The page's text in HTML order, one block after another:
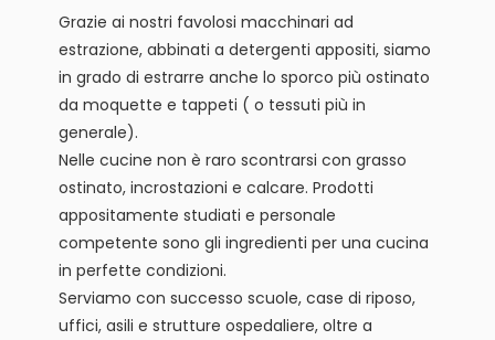
Grazie ai nostri favolosi macchinari ad
estrazione, abbinati a detergenti appositi, siamo
in grado di estrarre anche lo sporco più ostinato
da moquette e tappeti ( o tessuti più in
generale).
Nelle cucine non è raro scontrarsi con grasso
ostinato, incrostazioni e calcare. Prodotti
appositamente studiati e personale
competente sono gli ingredienti per una cucina
in perfette condizioni.
Serviamo con successo scuole, case di riposo,
uffici, asili e strutture ospedaliere, oltre a